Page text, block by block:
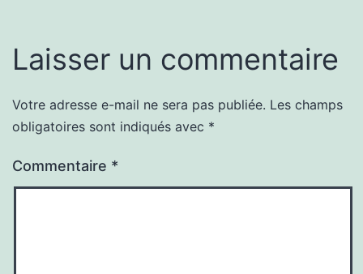
Laisser un commentaire
Votre adresse e-mail ne sera pas publiée. Les champs
obligatoires sont indiqués avec *
Commentaire *